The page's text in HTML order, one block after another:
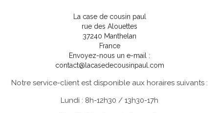
La case de cousin paul
rue des Alouettes
37240 Manthelan
France
Envoyez-nous un e-mail :
contact@lacasedecousinpaul.com
Notre service-client est disponible aux horaires suivants :
Lundi : 8h-12h30 / 13h30-17h